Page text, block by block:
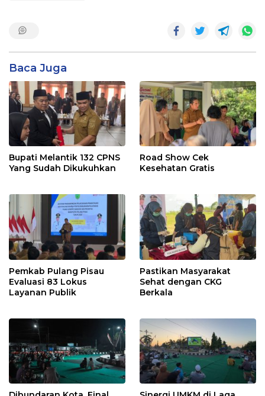
Baca Juga
Bupati Melantik 132 CPNS
Yang Sudah Dikukuhkan
Road Show Cek
Kesehatan Gratis
Pemkab Pulang Pisau
Evaluasi 83 Lokus
Layanan Publik
Pastikan Masyarakat
Sehat dengan CKG
Berkala